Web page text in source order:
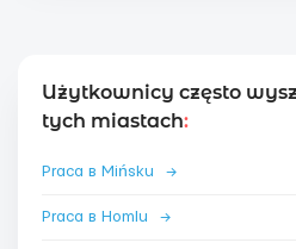
Użytkownicy często
tych miastach:
Praca в Mińsku →
Praca в Homlu →